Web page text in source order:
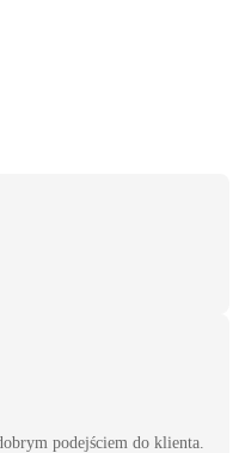
podejściem do klienta.